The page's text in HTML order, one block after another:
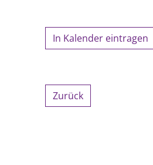
In Kalender eintragen
Zurück